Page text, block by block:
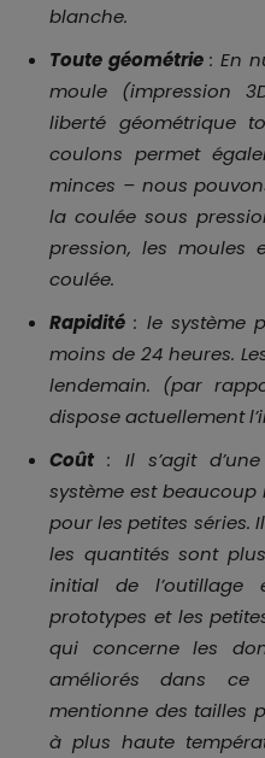
blanche.
Toute géométrie: En
moule (impression
liberté géométrique
coulons permet
minces – nous
la coulée sous
pression, les moules
coulée.
Rapidité : le système
moins de 24 heures.
lendemain. (par
dispose actuellement
Coût: Il s’agit
système est
pour les petites séries.
les quantités sont
initial de
prototypes et les
qui concerne les
améliorés dans ce
mentionne des tailles
à plus haute